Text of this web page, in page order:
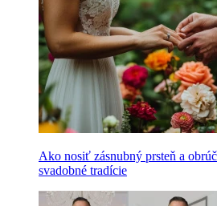
Ako nosiť zásnubný prsteň a
svadobné tradície